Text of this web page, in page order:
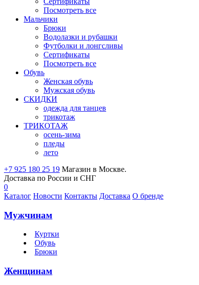
Посмотреть все
Мальчики
Брюки
Водолазки и рубашки
Футболки и лонгсливы
Сертификаты
Посмотреть все
Обувь
Женская обувь
Мужская обувь
СКИДКИ
одежда для танцев
трикотаж
ТРИКОТАЖ
осень-зима
пледы
лето
+7 925 180 25 19 Магазин в Москве.
Доставка по России и СНГ
0
Каталог Новости Контакты Доставка О бренде
Мужчинам
Куртки
Обувь
Брюки
Женщинам